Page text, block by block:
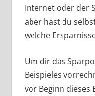
Internet oder der
aber hast du
welche
Um dir das
Beispieles
vor Beginn dieses